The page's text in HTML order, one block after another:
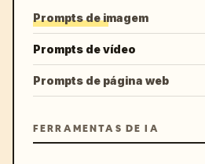
Prompts de imagem
Prompts de vídeo
Prompts de página web
FERRAMENTAS DE IA